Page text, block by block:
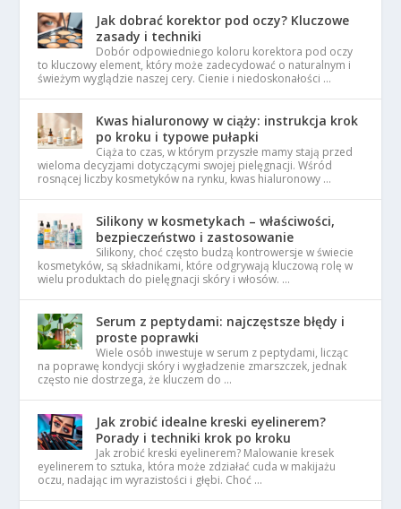
Jak dobrać korektor pod oczy? Kluczowe
zasady i techniki
Dobór odpowiedniego koloru korektora pod oczy
to kluczowy element, który może zadecydować o naturalnym i
świeżym wyglądzie naszej cery. Cienie i niedoskonałości …
Kwas hialuronowy w ciąży: instrukcja krok
po kroku i typowe pułapki
Ciąża to czas, w którym przyszłe mamy stają przed
wieloma decyzjami dotyczącymi swojej pielęgnacji. Wśród
rosnącej liczby kosmetyków na rynku, kwas hialuronowy …
Silikony w kosmetykach – właściwości,
bezpieczeństwo i zastosowanie
Silikony, choć często budzą kontrowersje w świecie
kosmetyków, są składnikami, które odgrywają kluczową rolę w
wielu produktach do pielęgnacji skóry i włosów. …
Serum z peptydami: najczęstsze błędy i
proste poprawki
Wiele osób inwestuje w serum z peptydami, licząc
na poprawę kondycji skóry i wygładzenie zmarszczek, jednak
często nie dostrzega, że kluczem do …
Jak zrobić idealne kreski eyelinerem?
Porady i techniki krok po kroku
Jak zrobić kreski eyelinerem? Malowanie kresek
eyelinerem to sztuka, która może zdziałać cuda w makijażu
oczu, nadając im wyrazistości i głębi. Choć …